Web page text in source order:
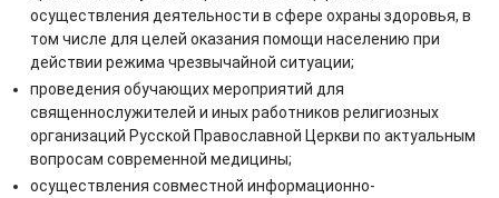
осуществления деятельности в сфере охраны здоровья, в
том числе для целей оказания помощи населению при
действии режима чрезвычайной ситуации;
проведения обучающих мероприятий для
священнослужителей и иных работников религиозных
организаций Русской Православной Церкви по актуальным
вопросам современной медицины;
осуществления совместной информационно-